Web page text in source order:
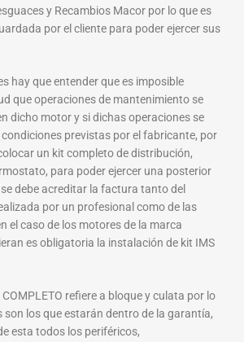
y Recambios Macor por lo que es
por el cliente para poder ejercer sus
hay que entender que es imposible
que operaciones de mantenimiento se
dicho motor y si dichas operaciones se
previstas por el fabricante, por
un kit completo de distribución,
para poder ejercer una posterior
debe acreditar la factura tanto del
por un profesional como de las
el caso de los motores de la marca
es obligatoria la instalación de kit IMS
refiere a bloque y culata por lo
son los que estarán dentro de la garantía,
esta todos los periféricos,